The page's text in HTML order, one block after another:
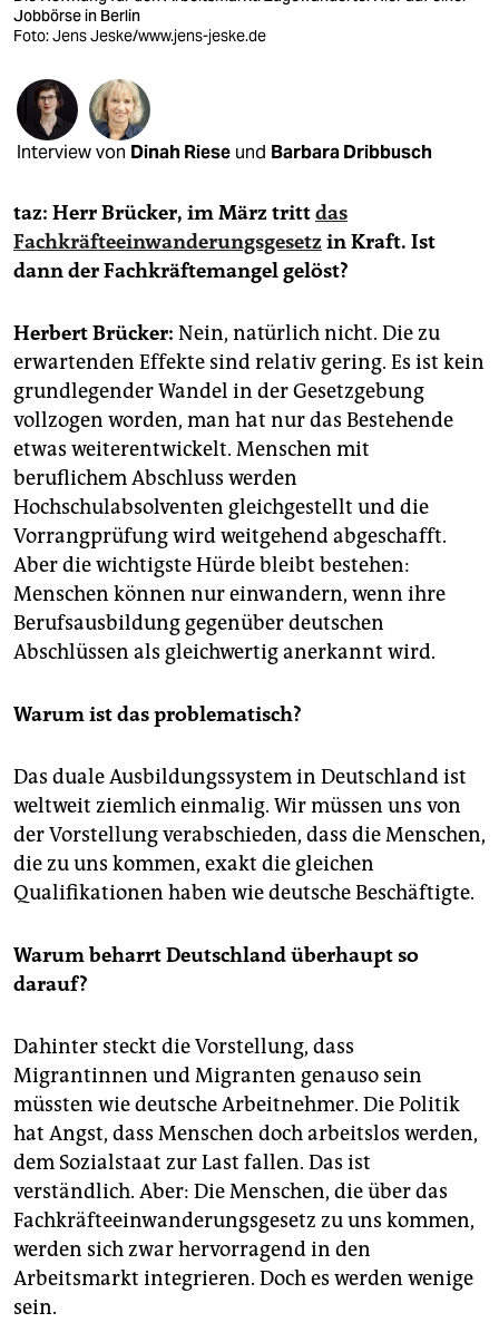
veranstaltungen
fragen & hilfe
unterstützen
genossenschaft
epaper login
Jobbörse in Berlin
Foto: Jens Jeske/www.jens-jeske.de
Interview von Dinah Riese und Barbara Dribbusch
taz: Herr Brücker, im März trittdas
Fachkräfteeinwanderungsgesetz in Kraft. Ist
dann der Fachkräftemangel gelöst?
Herbert Brücker: Nein, natürlich nicht. Die zu
erwartenden Effekte sind relativ gering. Es ist kein
grundlegender Wandel in der Gesetzgebung
vollzogen worden, man hat nur das Bestehende
etwas weiterentwickelt. Menschen mit
beruflichem Abschluss werden
Hochschulabsolventen gleichgestellt und die
Vorrangprüfung wird weitgehend abgeschafft.
Aber die wichtigste Hürde bleibt bestehen:
Menschen können nur einwandern, wenn ihre
Berufsausbildung gegenüber deutschen
Abschlüssen als gleichwertig anerkannt wird.
Warum ist das problematisch?
Das duale Ausbildungssystem in Deutschland ist
weltweit ziemlich einmalig. Wir müssen uns von
der Vorstellung verabschieden, dass die Menschen,
die zu uns kommen, exakt die gleichen
Qualifikationen haben wie deutsche Beschäftigte.
Warum beharrt Deutschland überhaupt so
darauf?
Dahinter steckt die Vorstellung, dass
Migrantinnen und Migranten genauso sein
müssten wie deutsche Arbeitnehmer. Die Politik
hat Angst, dass Menschen doch arbeitslos werden,
dem Sozialstaat zur Last fallen. Das ist
verständlich. Aber: Die Menschen, die über das
Fachkräfteeinwanderungsgesetz zu uns kommen,
werden sich zwar hervorragend in den
Arbeitsmarkt integrieren. Doch es werden wenige
sein.